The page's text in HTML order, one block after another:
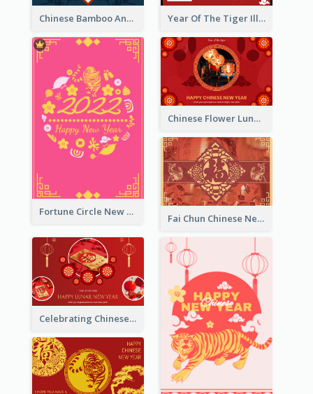
Chinese Bamboo And Lanterns New Year Greeting Card Year Of The Tiger Illustration Chinese New Year Greeting Card
Fortune Circle New Year Greeting Card
Chinese Flower Lunar New Year Greeting Card
Fai Chun Chinese New Year Greeting Card
Celebrating Chinese New Year Greeting Card